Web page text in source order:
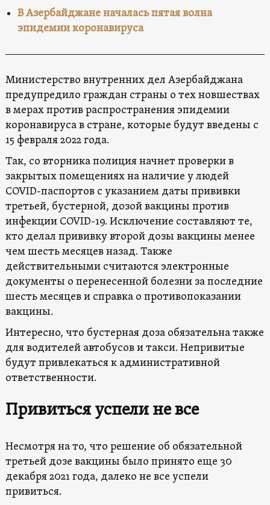
В Азербайджане началась пятая волна
эпидемии коронавируса
Министерство внутренних дел Азербайджана
предупредило граждан страны о тех новшествах
в мерах против распространения эпидемии
коронавируса в стране, которые будут введены с
15 февраля 2022 года.
Так, со вторника полиция начнет проверки в
закрытых помещениях на наличие у людей
COVID-паспортов с указанием даты прививки
третьей, бустерной, дозой вакцины против
инфекции COVID-19. Исключение составляют те,
кто делал прививку второй дозы вакцины менее
чем шесть месяцев назад. Также
действительными считаются электронные
документы о перенесенной болезни за последние
шесть месяцев и справка о противопоказании
вакцины.
Интересно, что бустерная доза обязательна также
для водителей автобусов и такси. Непривитые
будут привлекаться к административной
ответственности.
Привиться успели не все
Несмотря на то, что решение об обязательной
третьей дозе вакцины было принято еще 30
декабря 2021 года, далеко не все успели
привиться.